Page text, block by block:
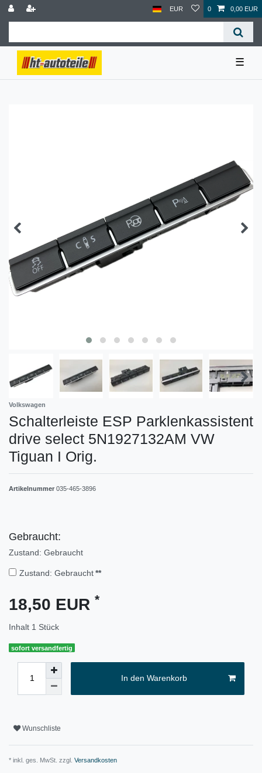
EUR 0 0,00 EUR
☰
Volkswagen
Schalterleiste ESP Parklenkassistent
drive select 5N1927132AM VW
Tiguan I Orig.
Artikelnummer 035-465-3896
Gebraucht:
Zustand: Gebraucht
Zustand: Gebraucht **
18,50 EUR *
Inhalt 1 Stück
sofort versandfertig
In den Warenkorb
Wunschliste
* inkl. ges. MwSt. zzgl. Versandkosten